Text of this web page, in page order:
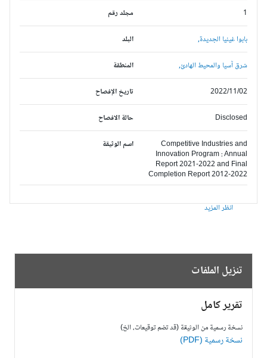
مجلد رقم
البلد بابوا غينيا الجديدة,
المنطقة شرق آسيا والمحيط الهادئ,
تاريخ الإفصاح 2022/11/02
حالة الافصاح Disclosed
اسم الوثيقة
Competitive Industries and
Innovation Program : Annual
Report 2021-2022 and Final
Completion Report 2012-2022
انظر المزيد
تنزيل الملفات
تقرير كامل
نسخة رسمية من الوثيقة (قد تضم توقيعات، الخ)
نسخة رسمية (PDF)